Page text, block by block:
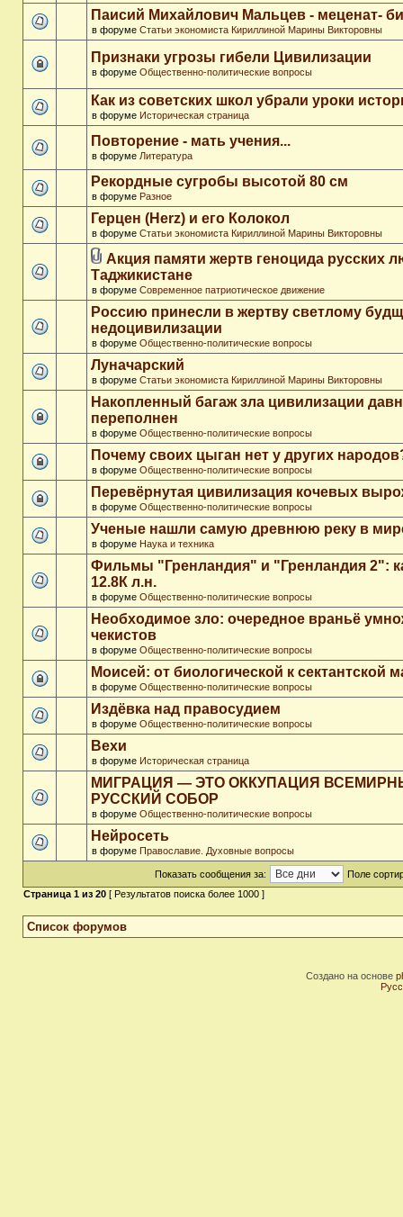
Паисий Михайлович Мальцев - меценат-
в форуме Статьи экономиста Кириллиной Марины Викторовны
Признаки угрозы гибели Цивилизации
в форуме Общественно-политические вопросы
Как из советских школ убрали уроки
в форуме Историческая страница
Повторение - мать учения...
в форуме Литература
Рекордные сугробы высотой 80 см
в форуме Разное
Герцен (Herz) и его Колокол
в форуме Статьи экономиста Кириллиной Марины Викторовны
Акция памяти жертв геноцида русских
Таджикистане
в форуме Современное патриотическое движение
Россию принесли в жертву светлому
недоцивилизации
в форуме Общественно-политические вопросы
Луначарский
в форуме Статьи экономиста Кириллиной Марины Викторовны
Накопленный багаж зла цивилизации
переполнен
в форуме Общественно-политические вопросы
Почему своих цыган нет у других
в форуме Общественно-политические вопросы
Перевёрнутая цивилизация кочевых
в форуме Общественно-политические вопросы
Ученые нашли самую древнюю реку в
в форуме Наука и техника
Фильмы "Гренландия" и "Гренландия 2":
12.8К л.н.
в форуме Общественно-политические вопросы
Необходимое зло: очередное враньё
чекистов
в форуме Общественно-политические вопросы
Моисей: от биологической к сектантской
в форуме Общественно-политические вопросы
Издёвка над правосудием
в форуме Общественно-политические вопросы
Вехи
в форуме Историческая страница
МИГРАЦИЯ — ЭТО ОККУПАЦИЯ
РУССКИЙ СОБОР
в форуме Общественно-политические вопросы
Нейросеть
в форуме Православие. Духовные вопросы
Показать сообщения за:
Поле
Страница 1 из 20 [ Результатов поиска более 1000 ]
Список форумов
Создано на основе